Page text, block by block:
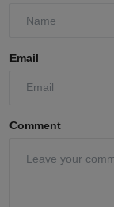
Email
Comment